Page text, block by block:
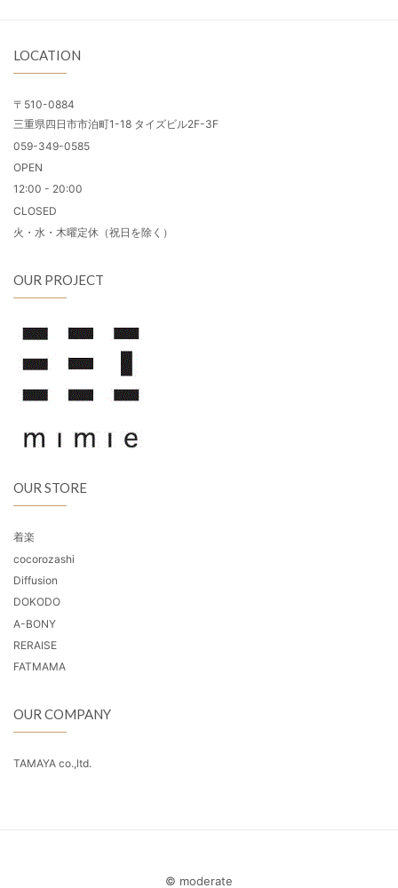
LOCATION
〒510-0884
三重県四日市市泊町1-18 タイズビル2F-3F
059-349-0585
OPEN
12:00 - 20:00
CLOSED
火・水・木曜定休（祝日を除く）
OUR PROJECT
OUR STORE
着楽
cocorozashi
Diffusion
DOKODO
A-BONY
RERAISE
FATMAMA
OUR COMPANY
TAMAYA co.,ltd.
© moderate